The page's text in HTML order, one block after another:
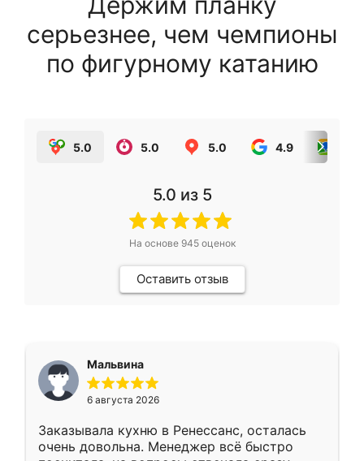
серьезнее, чем чемпионы
по фигурному катанию
5.0 5.0 5.0 4.9
5.0 из 5
На основе 945оценок
Оставить отзыв
Мальвина
6 августа 2026
Заказывала кухню в Ренессанс, осталась
очень довольна. Менеджер всё быстро